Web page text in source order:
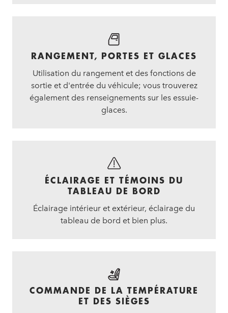
RANGEMENT, PORTES ET GLACES
Utilisation du rangement et des fonctions de
sortie et d'entrée du véhicule; vous trouverez
également des renseignements sur les essuie-
glaces.
ÉCLAIRAGE ET TÉMOINS DU
TABLEAU DE BORD
Éclairage intérieur et extérieur, éclairage du
tableau de bord et bien plus.
COMMANDE DE LA TEMPÉRATURE
ET DES SIÈGES